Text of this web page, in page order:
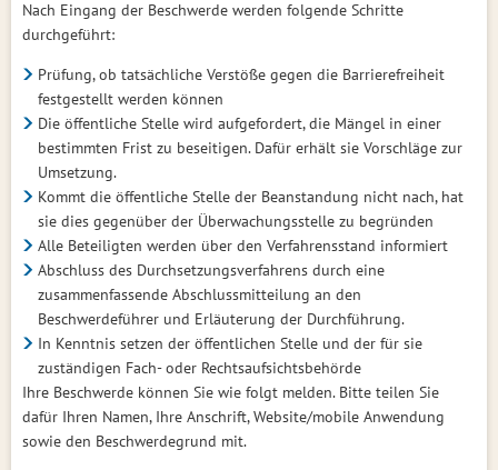
Nach Eingang der Beschwerde werden folgende Schritte
durchgeführt:
Prüfung, ob tatsächliche Verstöße gegen die Barrierefreiheit
festgestellt werden können
Die öffentliche Stelle wird aufgefordert, die Mängel in einer
bestimmten Frist zu beseitigen. Dafür erhält sie Vorschläge zur
Umsetzung.
Kommt die öffentliche Stelle der Beanstandung nicht nach, hat
sie dies gegenüber der Überwachungsstelle zu begründen
Alle Beteiligten werden über den Verfahrensstand informiert
Abschluss des Durchsetzungsverfahrens durch eine
zusammenfassende Abschlussmitteilung an den
Beschwerdeführer und Erläuterung der Durchführung.
In Kenntnis setzen der öffentlichen Stelle und der für sie
zuständigen Fach- oder Rechtsaufsichtsbehörde
Ihre Beschwerde können Sie wie folgt melden. Bitte teilen Sie
dafür Ihren Namen, Ihre Anschrift, Website/mobile Anwendung
sowie den Beschwerdegrund mit.